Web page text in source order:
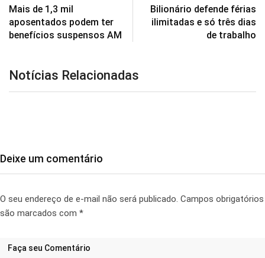
Mais de 1,3 mil
aposentados podem ter
benefícios suspensos AM
Bilionário defende férias
ilimitadas e só três dias
de trabalho
Notícias Relacionadas
Deixe um comentário
O seu endereço de e-mail não será publicado. Campos obrigatórios
são marcados com *